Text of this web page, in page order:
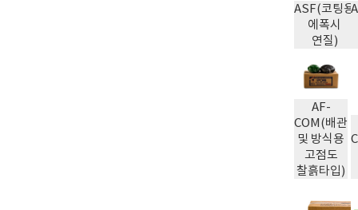
ASF(코팅용
에폭시
연질)
AF-
COM(배관
및 방식용
고점도
찰흙타입)